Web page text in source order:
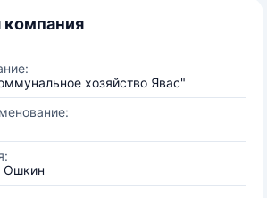
хозяйство Явас"
Ошкин